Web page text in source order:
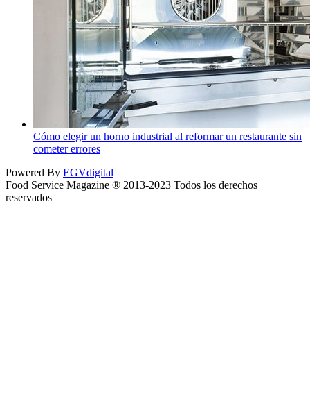
Cómo elegir un horno industrial al reformar un restaurante sin
cometer errores
Powered By EGVdigital
Food Service Magazine ® 2013-2023 Todos los derechos
reservados